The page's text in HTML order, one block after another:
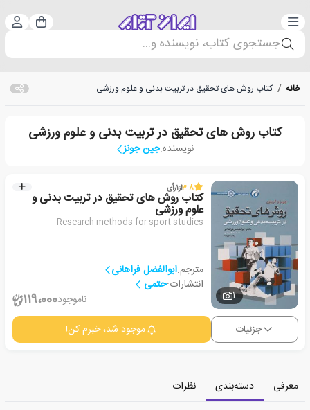
دسته‌بندی سبد
جستجوی کتاب، نویسنده و...
خانه / کتاب روش های تحقیق در تربیت بدنی و علوم ورزشی
کتاب روش های تحقیق در تربیت بدنی و علوم ورزشی
نویسنده:جین جونز
1
3.8از1رأی
کتاب روش های تحقیق در تربیت بدنی و
علوم ورزشی
Research methods for sport studies
مترجم:ابوالفضل فراهانی
انتشارات:حتمی
ناموجود119،000
جزئیات موجود شد، خبرم کن!
معرفی دسته‌بندی
نظرات